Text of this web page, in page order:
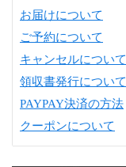
お届けについて
ご予約について
キャンセルについて
領収書発行について
PAYPAY決済の方法
クーポンについて